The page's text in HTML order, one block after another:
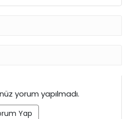
yorum yapılmadı.
Yap